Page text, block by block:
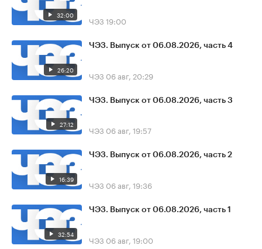
32:00 ЧЭЗ 19:00
26:20
ЧЭЗ. Выпуск от 06.08.2026, часть 4
ЧЭЗ 06 авг, 20:29
27:12
ЧЭЗ. Выпуск от 06.08.2026, часть 3
ЧЭЗ 06 авг, 19:57
16:39
ЧЭЗ. Выпуск от 06.08.2026, часть 2
ЧЭЗ 06 авг, 19:36
32:54
ЧЭЗ. Выпуск от 06.08.2026, часть 1
ЧЭЗ 06 авг, 19:00